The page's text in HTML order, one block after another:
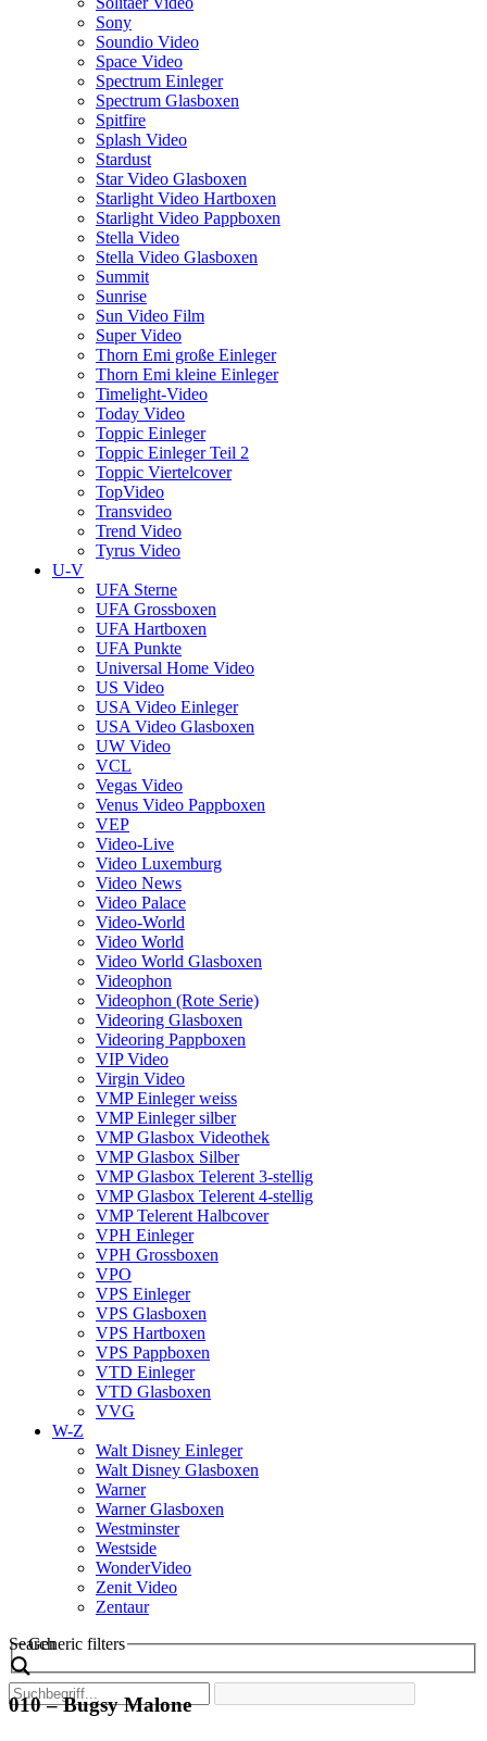
Sony
Soundio Video
Space Video
Spectrum Einleger
Spectrum Glasboxen
Spitfire
Splash Video
Stardust
Star Video Glasboxen
Starlight Video Hartboxen
Starlight Video Pappboxen
Stella Video
Stella Video Glasboxen
Summit
Sunrise
Sun Video Film
Super Video
Thorn Emi große Einleger
Thorn Emi kleine Einleger
Timelight-Video
Today Video
Toppic Einleger
Toppic Einleger Teil 2
Toppic Viertelcover
TopVideo
Transvideo
Trend Video
Tyrus Video
U-V
UFA Sterne
UFA Grossboxen
UFA Hartboxen
UFA Punkte
Universal Home Video
US Video
USA Video Einleger
USA Video Glasboxen
UW Video
VCL
Vegas Video
Venus Video Pappboxen
VEP
Video-Live
Video Luxemburg
Video News
Video Palace
Video-World
Video World
Video World Glasboxen
Videophon
Videophon (Rote Serie)
Videoring Glasboxen
Videoring Pappboxen
VIP Video
Virgin Video
VMP Einleger weiss
VMP Einleger silber
VMP Glasbox Videothek
VMP Glasbox Silber
VMP Glasbox Telerent 3-stellig
VMP Glasbox Telerent 4-stellig
VMP Telerent Halbcover
VPH Einleger
VPH Grossboxen
VPO
VPS Einleger
VPS Glasboxen
VPS Hartboxen
VPS Pappboxen
VTD Einleger
VTD Glasboxen
VVG
W-Z
Walt Disney Einleger
Walt Disney Glasboxen
Warner
Warner Glasboxen
Westminster
Westside
WonderVideo
Zenit Video
Zentaur
Search
Generic filters
010 – Bugsy Malone